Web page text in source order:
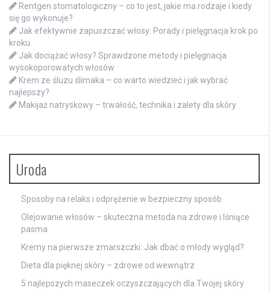
Rentgen stomatologiczny – co to jest, jakie ma rodzaje i kiedy
się go wykonuje?
Jak efektywnie zapuszczać włosy: Porady i pielęgnacja krok po
kroku
Jak dociążać włosy? Sprawdzone metody i pielęgnacja
wysokoporowatych włosów
Krem ze śluzu ślimaka – co warto wiedzieć i jak wybrać
najlepszy?
Makijaż natryskowy – trwałość, technika i zalety dla skóry
Uroda
Sposoby na relaks i odprężenie w bezpieczny sposób
Olejowanie włosów – skuteczna metoda na zdrowe i lśniące
pasma
Kremy na pierwsze zmarszczki: Jak dbać o młody wygląd?
Dieta dla pięknej skóry – zdrowe od wewnątrz
5 najlepszych maseczek oczyszczających dla Twojej skóry